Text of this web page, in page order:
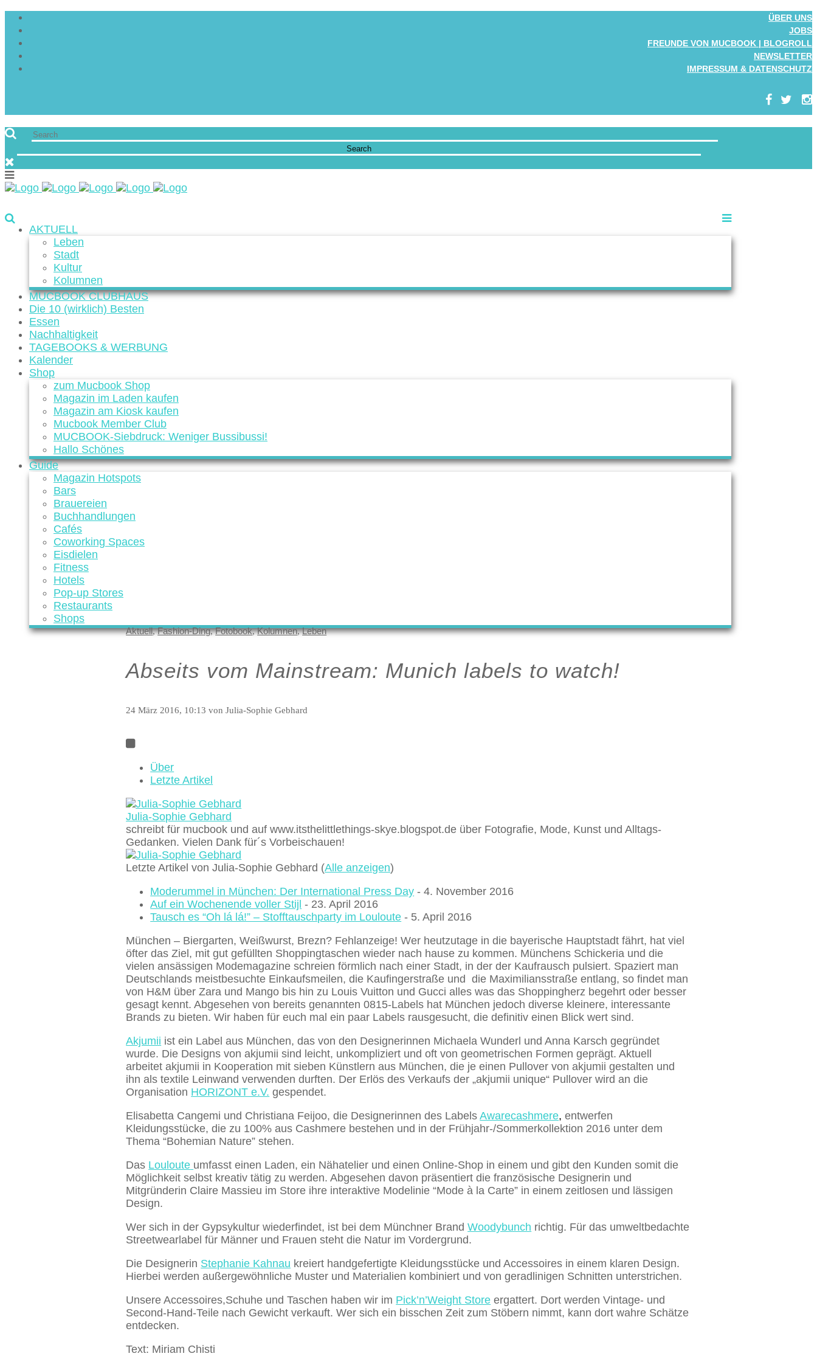
ÜBER UNS
JOBS
FREUNDE VON MUCBOOK | BLOGROLL
NEWSLETTER
IMPRESSUM & DATENSCHUTZ
AKTUELL
Leben
Stadt
Kultur
Kolumnen
MUCBOOK CLUBHAUS
Die 10 (wirklich) Besten
Essen
Nachhaltigkeit
TAGEBOOKS & WERBUNG
Kalender
Shop
zum Mucbook Shop
Magazin im Laden kaufen
Magazin am Kiosk kaufen
Mucbook Member Club
MUCBOOK-Siebdruck: Weniger Bussibussi!
Hallo Schönes
Guide
Magazin Hotspots
Bars
Brauereien
Buchhandlungen
Cafés
Coworking Spaces
Eisdielen
Fitness
Hotels
Pop-up Stores
Restaurants
Shops
Aktuell,Fashion-Ding,Fotobook,Kolumnen,Leben
Abseits vom Mainstream: Munich labels to watch!
24 März 2016, 10:13 von Julia-Sophie Gebhard
Über
Letzte Artikel
Julia-Sophie Gebhard
schreibt für mucbook und auf www.itsthelittlethings-skye.blogspot.de über Fotografie, Mode, Kunst und Alltags-
Gedanken. Vielen Dank für´s Vorbeischauen!
Letzte Artikel von Julia-Sophie Gebhard (Alle anzeigen)
Moderummel in München: Der International Press Day - 4. November 2016
Auf ein Wochenende voller Stijl - 23. April 2016
Tausch es “Oh lá lá!” – Stofftauschparty im Louloute - 5. April 2016
München – Biergarten, Weißwurst, Brezn? Fehlanzeige! Wer heutzutage in die bayerische Hauptstadt fährt, hat viel
öfter das Ziel, mit gut gefüllten Shoppingtaschen wieder nach hause zu kommen. Münchens Schickeria und die
vielen ansässigen Modemagazine schreien förmlich nach einer Stadt, in der der Kaufrausch pulsiert. Spaziert man
Deutschlands meistbesuchte Einkaufsmeilen, die Kaufingerstraße und die Maximiliansstraße entlang, so findet man
von H&M über Zara und Mango bis hin zu Louis Vuitton und Gucci alles was das Shoppingherz begehrt oder besser
gesagt kennt. Abgesehen von bereits genannten 0815-Labels hat München jedoch diverse kleinere, interessante
Brands zu bieten. Wir haben für euch mal ein paar Labels rausgesucht, die definitiv einen Blick wert sind.
Akjumii ist ein Label aus München, das von den Designerinnen Michaela Wunderl und Anna Karsch gegründet
wurde. Die Designs von akjumii sind leicht, unkompliziert und oft von geometrischen Formen geprägt. Aktuell
arbeitet akjumii in Kooperation mit sieben Künstlern aus München, die je einen Pullover von akjumii gestalten und
ihn als textile Leinwand verwenden durften. Der Erlös des Verkaufs der „akjumii unique“ Pullover wird an die
Organisation HORIZONT e.V. gespendet.
Elisabetta Cangemi und Christiana Feijoo, die Designerinnen des LabelsAwarecashmere, entwerfen
Kleidungsstücke, die zu 100% aus Cashmere bestehen und in der Frühjahr-/Sommerkollektion 2016 unter dem
Thema “Bohemian Nature” stehen.
Das Louloute umfasst einen Laden, ein Nähatelier und einen Online-Shop in einem und gibt den Kunden somit die
Möglichkeit selbst kreativ tätig zu werden. Abgesehen davon präsentiert die französische Designerin und
Mitgründerin Claire Massieu im Store ihre interaktive Modelinie “Mode à la Carte” in einem zeitlosen und lässigen
Design.
Wer sich in der Gypsykultur wiederfindet, ist bei dem Münchner BrandWoodybunch richtig. Für das umweltbedachte
Streetwearlabel für Männer und Frauen steht die Natur im Vordergrund.
Die Designerin Stephanie Kahnau kreiert handgefertigte Kleidungsstücke und Accessoires in einem klaren Design.
Hierbei werden außergewöhnliche Muster und Materialien kombiniert und von geradlinigen Schnitten unterstrichen.
Unsere Accessoires,Schuhe und Taschen haben wir im Pick’n’Weight Store ergattert. Dort werden Vintage- und
Second-Hand-Teile nach Gewicht verkauft. Wer sich ein bisschen Zeit zum Stöbern nimmt, kann dort wahre Schätze
entdecken.
Text: Miriam Chisti